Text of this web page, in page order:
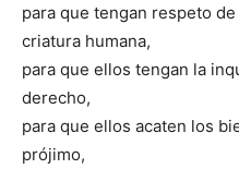
para que tengan respeto
criatura humana,
para que ellos tengan la
derecho,
para que ellos acaten los
prójimo,